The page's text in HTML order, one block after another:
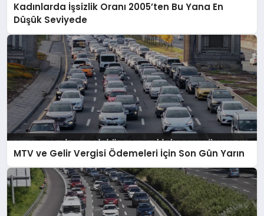
Kadınlarda İşsizlik Oranı 2005’ten Bu Yana En
Düşük Seviyede
MTV ve Gelir Vergisi Ödemeleri İçin Son Gün Yarın